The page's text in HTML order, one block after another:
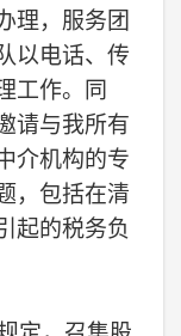
理，服务团
以电话、传
工作。同
请与我所有
介机构的专
，包括在清
起的税务负